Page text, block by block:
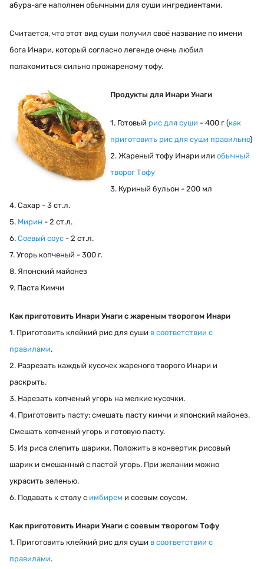
абура-аге наполнен обычными для суши ингредиентами.
Считается, что этот вид суши получил своё название по имени
бога Инари, который согласно легенде очень любил
полакомиться сильно прожареному тофу.
Продукты для Инари Унаги
1. Готовый рис для суши - 400 г (как
приготовить рис для суши правильно)
2. Жареный тофу Инари или обычный
творог Тофу
3. Куриный бульон - 200 мл
4. Сахар - 3 ст.л.
5. Мирин - 2 ст.л.
6. Соевый соус - 2 ст.л.
7. Угорь копченый - 300 г.
8. Японский майонез
9. Паста Кимчи
Как приготовить Инари Унаги с жареным творогом Инари
1. Приготовить клейкий рис для суши в соответствии с
правилами.
2. Разрезать каждый кусочек жареного творого Инари и
раскрыть.
3. Нарезать копченый угорь на мелкие кусочки.
4. Приготовить пасту: смешать пасту кимчи и японский майонез.
Смешать копченый угорь и готовую пасту.
5. Из риса слепить шарики. Положить в конвертик рисовый
шарик и смешанный с пастой угорь. При желании можно
украсить зеленью.
6. Подавать к столу с имбирем и соевым соусом.
Как приготовить Инари Унаги с соевым творогом Тофу
1. Приготовить клейкий рис для суши в соответствии с
правилами.